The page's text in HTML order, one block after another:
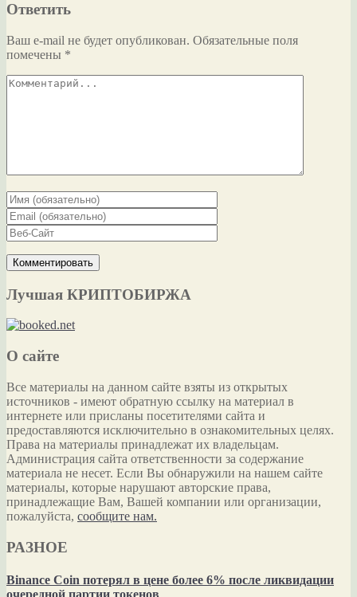
Ответить
Ваш e-mail не будет опубликован. Обязательные поля
помечены *
Лучшая КРИПТОБИРЖА
О сайте
Все материалы на данном сайте взяты из открытых
источников - имеют обратную ссылку на материал в
интернете или присланы посетителями сайта и
предоставляются исключительно в ознакомительных целях.
Права на материалы принадлежат их владельцам.
Администрация сайта ответственности за содержание
материала не несет. Если Вы обнаружили на нашем сайте
материалы, которые нарушают авторские права,
принадлежащие Вам, Вашей компании или организации,
пожалуйста, сообщите нам.
РАЗНОЕ
Binance Coin потерял в цене более 6% после ликвидации
очередной партии токенов